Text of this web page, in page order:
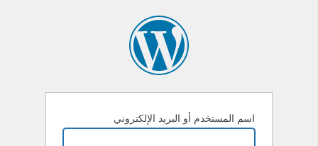
اسم المستخدم أو البريد الإلكتروني